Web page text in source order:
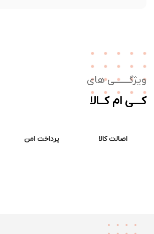
های
ام کــالا
اصالت کالا پرداخت امن